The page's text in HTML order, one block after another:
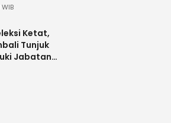
WIB
Ketat,
Tunjuk
Jabatan